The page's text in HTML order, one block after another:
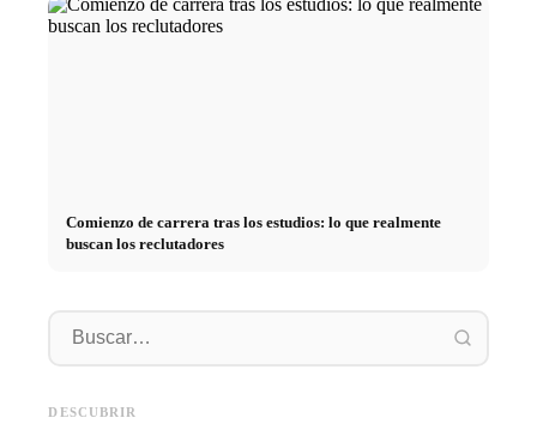
Comienzo de carrera tras los estudios: lo que realmente
buscan los reclutadores
DESCUBRIR
carrera